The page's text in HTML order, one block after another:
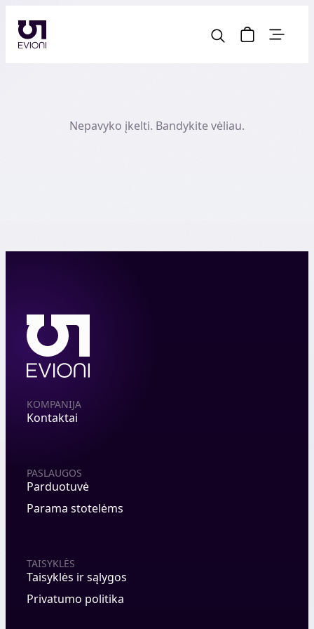
Nepavyko įkelti. Bandykite vėliau.
KOMPANIJA
Kontaktai
PASLAUGOS
Parduotuvė
Parama stotelėms
TAISYKLĖS
Taisyklės ir sąlygos
Privatumo politika